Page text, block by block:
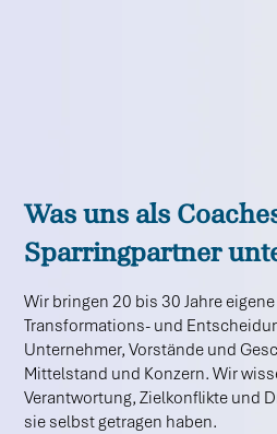
Was uns als
Sparringpartner
Wir bringen 20 bis 30 Jahre
Transformations- und
Unternehmer, Vorstände und
Mittelstand und Konzern. Wir
Verantwortung, Zielkonflikte und
sie selbst getragen haben.